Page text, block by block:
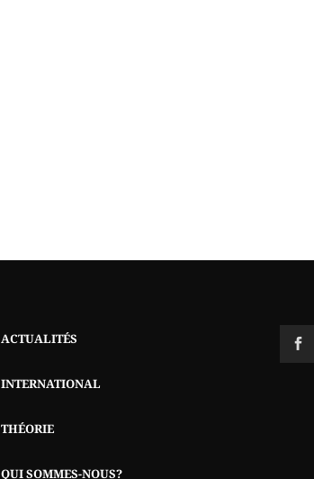
ACTUALITÉS
INTERNATIONAL
THÉORIE
QUI SOMMES-NOUS?